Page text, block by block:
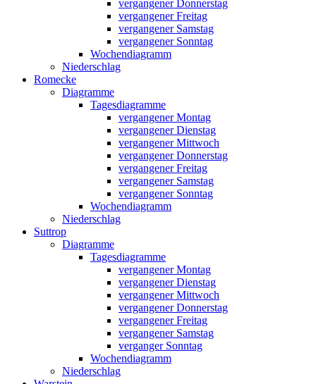
vergangener Donnerstag
vergangener Freitag
vergangener Samstag
vergangener Sonntag
Wochendiagramm
Niederschlag
Romecke
Diagramme
Tagesdiagramme
vergangener Montag
vergangener Dienstag
vergangener Mittwoch
vergangener Donnerstag
vergangener Freitag
vergangener Samstag
vergangener Sonntag
Wochendiagramm
Niederschlag
Suttrop
Diagramme
Tagesdiagramme
vergangener Montag
vergangener Dienstag
vergangener Mittwoch
vergangener Donnerstag
vergangener Freitag
vergangener Samstag
verganger Sonntag
Wochendiagramm
Niederschlag